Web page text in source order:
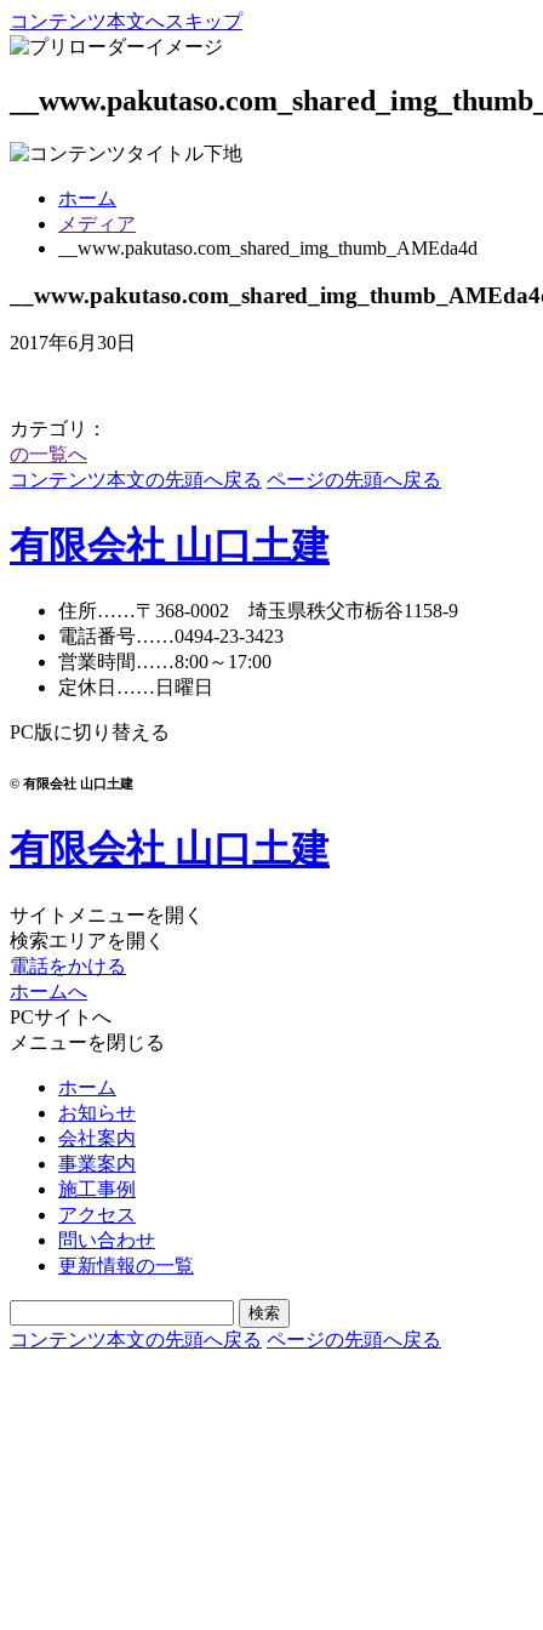
コンテンツ本文へスキップ
ホーム
メディア
__www.pakutaso.com_shared_img_thumb_AMEda4d
2017年6月30日
カテゴリ：
の一覧へ
コンテンツ本文の先頭へ戻る ページの先頭へ戻る
有限会社 山口土建
住所……〒368-0002 埼玉県秩父市栃谷1158-9
電話番号……0494-23-3423
営業時間……8:00～17:00
定休日 ……日曜日
PC版に切り替える
© 有限会社 山口土建
有限会社 山口土建
サイトメニューを開く
検索エリアを開く
電話をかける
ホームへ
PCサイトへ
メニューを閉じる
ホーム
お知らせ
会社案内
事業案内
施工事例
アクセス
問い合わせ
更新情報の一覧
コンテンツ本文の先頭へ戻る ページの先頭へ戻る